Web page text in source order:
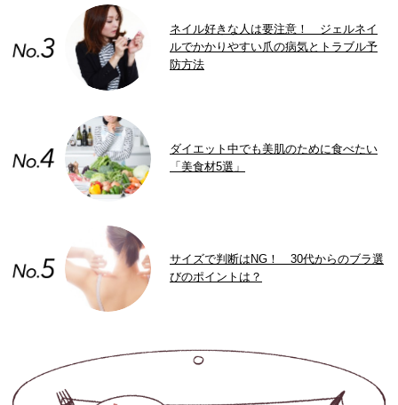
ネイル好きな人は要注意！ ジェルネイ
ルでかかりやすい爪の病気とトラブル予
防方法
ダイエット中でも美肌のために食べたい
「美食材5選」
サイズで判断はNG！ 30代からのブラ選
びのポイントは？